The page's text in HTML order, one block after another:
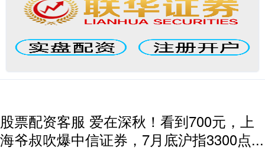
股票配资客服 爱在深秋！看到700元，上
海爷叔吹爆中信证券，7月底沪指3300点...